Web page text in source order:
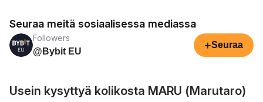
Seuraa meitä sosiaalisessa mediassa
Followers
@Bybit EU
+Seuraa
Usein kysyttyä kolikosta MARU (Marutaro)